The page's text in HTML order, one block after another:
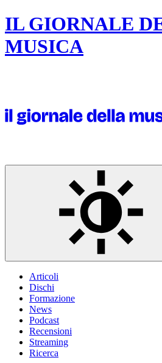
IL GIORNALE
MUSICA
Articoli
Dischi
Formazione
News
Podcast
Recensioni
Streaming
Ricerca